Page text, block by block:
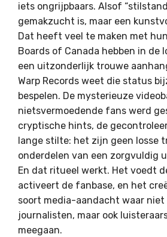
iets ongrijpbaars. Alsof
gemakzucht is, maar een
Dat heeft veel te maken met
Boards of Canada hebben in de
een uitzonderlijk trouwe
Warp Records weet die status
bespelen. De mysterieuze
nietsvermoedende fans werd
cryptische hints, de
lange stilte: het zijn geen losse
onderdelen van een zorgvuldig
En dat ritueel werkt. Het voedt
activeert de fanbase, en het
soort media-aandacht waar niet
journalisten, maar ook
meegaan.